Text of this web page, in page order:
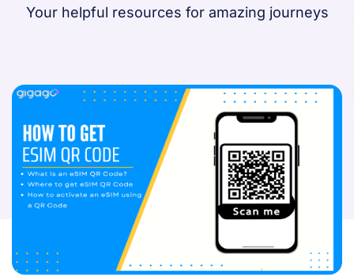
Your helpful resources for amazing journeys